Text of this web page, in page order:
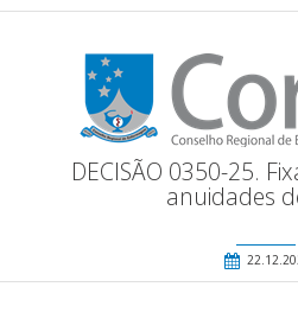
DECISÃO 0350-25.
anuidades